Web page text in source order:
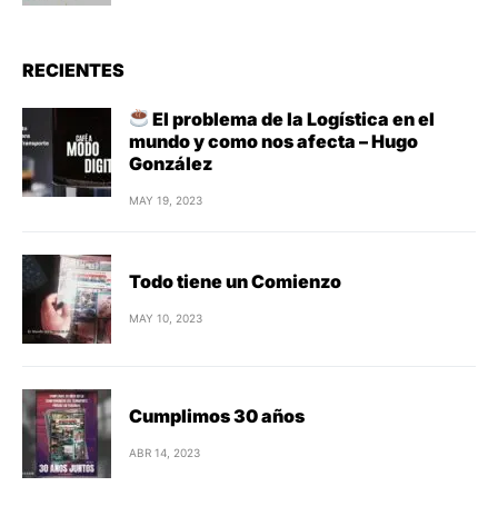
RECIENTES
El problema de la Logística en el
mundo y como nos afecta – Hugo
González
MAY 19, 2023
Todo tiene un Comienzo
MAY 10, 2023
Cumplimos 30 años
ABR 14, 2023